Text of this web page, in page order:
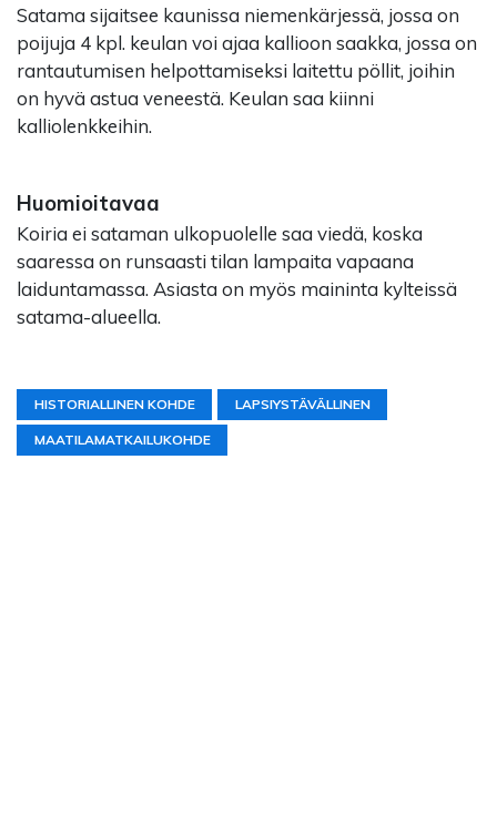
Satama sijaitsee kaunissa niemenkärjessä, jossa on
poijuja 4 kpl. keulan voi ajaa kallioon saakka, jossa on
rantautumisen helpottamiseksi laitettu pöllit, joihin
on hyvä astua veneestä. Keulan saa kiinni
kalliolenkkeihin.
Huomioitavaa
Koiria ei sataman ulkopuolelle saa viedä, koska
saaressa on runsaasti tilan lampaita vapaana
laiduntamassa. Asiasta on myös maininta kylteissä
satama-alueella.
HISTORIALLINEN KOHDE LAPSIYSTÄVÄLLINEN
MAATILAMATKAILUKOHDE